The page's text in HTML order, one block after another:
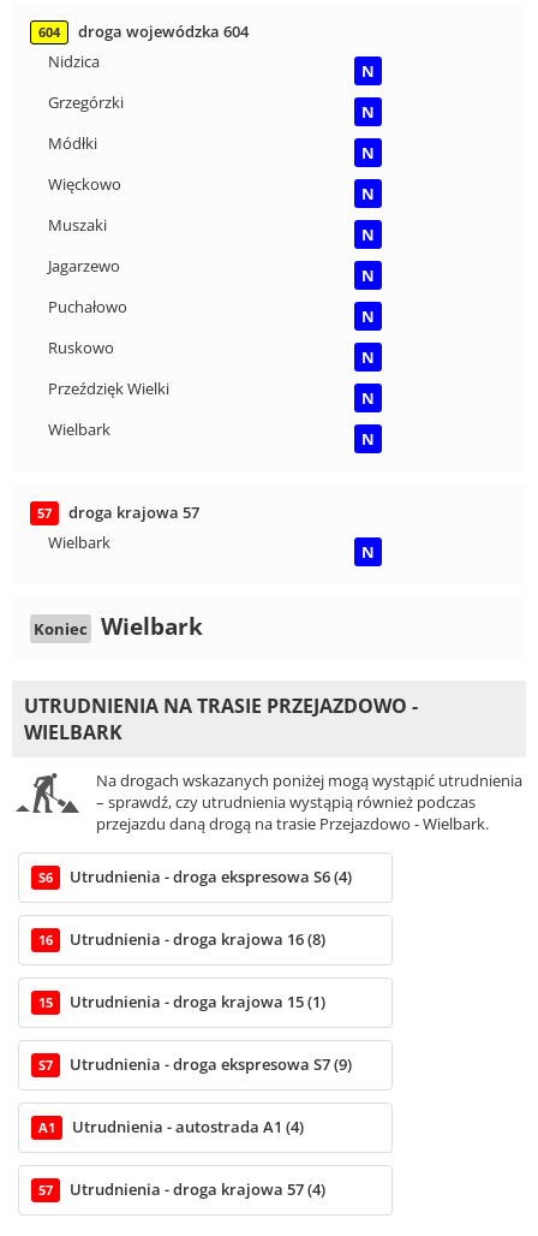
604
droga wojewódzka 604
Nidzica
N
Grzegórzki
N
Módłki
N
Więckowo
N
Muszaki
N
Jagarzewo
N
Puchałowo
N
Ruskowo
N
Przeździęk Wielki
N
Wielbark
N
57
droga krajowa 57
Wielbark
N
Koniec Wielbark
UTRUDNIENIA NA TRASIE PRZEJAZDOWO -
WIELBARK
Na drogach wskazanych poniżej mogą wystąpić utrudnienia
– sprawdź, czy utrudnienia wystąpią również podczas
przejazdu daną drogą na trasie Przejazdowo - Wielbark.
S6 Utrudnienia - droga ekspresowa S6 (4)
16 Utrudnienia - droga krajowa 16 (8)
15 Utrudnienia - droga krajowa 15 (1)
S7 Utrudnienia - droga ekspresowa S7 (9)
A1 Utrudnienia - autostrada A1 (4)
57 Utrudnienia - droga krajowa 57 (4)